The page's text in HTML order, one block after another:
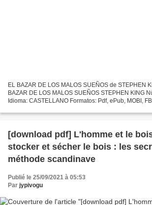
EL BAZAR DE LOS MALOS SUEÑOS de STEPHEN
BAZAR DE LOS MALOS SUEÑOS STEPHEN KING
Idioma: CASTELLANO Formatos: Pdf, ePub, MOBI,
2017 Descargar...
[download pdf] L'homme et le bois -
stocker et sécher le bois : les
méthode scandinave
Publié le 25/09/2021 à 05:53
Par jypivogu